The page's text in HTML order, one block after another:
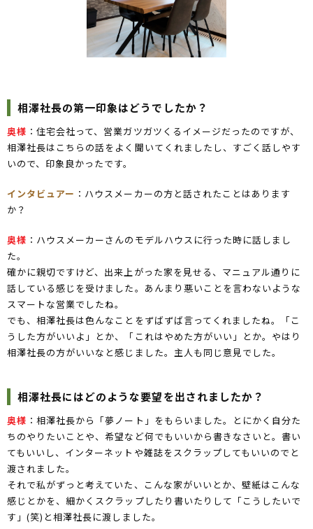
相澤社長の第一印象はどうでしたか？
奥様 ：住宅会社って、営業ガツガツくるイメージだったのですが、
相澤社長はこちらの話をよく聞いてくれましたし、すごく話しやす
いので、印象良かったです。
インタビュアー ：ハウスメーカーの方と話されたことはあります
か？
奥様 ：ハウスメーカーさんのモデルハウスに行った時に話しまし
た。
確かに親切ですけど、出来上がった家を見せる、マニュアル通りに
話している感じを受けました。あんまり悪いことを言わないような
スマートな営業でしたね。
でも、相澤社長は色んなことをずばずば言ってくれましたね。「こ
うした方がいいよ」とか、「これはやめた方がいい」とか。やはり
相澤社長の方がいいなと感じました。主人も同じ意見でした。
相澤社長にはどのような要望を出されましたか？
奥様 ：相澤社長から「夢ノート」をもらいました。とにかく自分た
ちのやりたいことや、希望など何でもいいから書きなさいと。書い
てもいいし、インターネットや雑誌をスクラップしてもいいのでと
渡されました。
それで私がずっと考えていた、こんな家がいいとか、壁紙はこんな
感じとかを、細かくスクラップしたり書いたりして「こうしたいで
す」(笑)と相澤社長に渡しました。